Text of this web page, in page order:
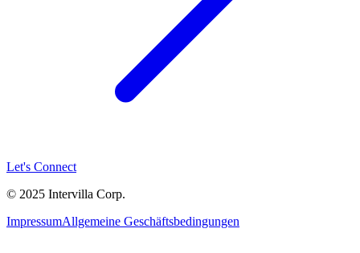
Let's Connect
© 2025 Intervilla Corp.
ImpressumAllgemeine Geschäftsbedingungen